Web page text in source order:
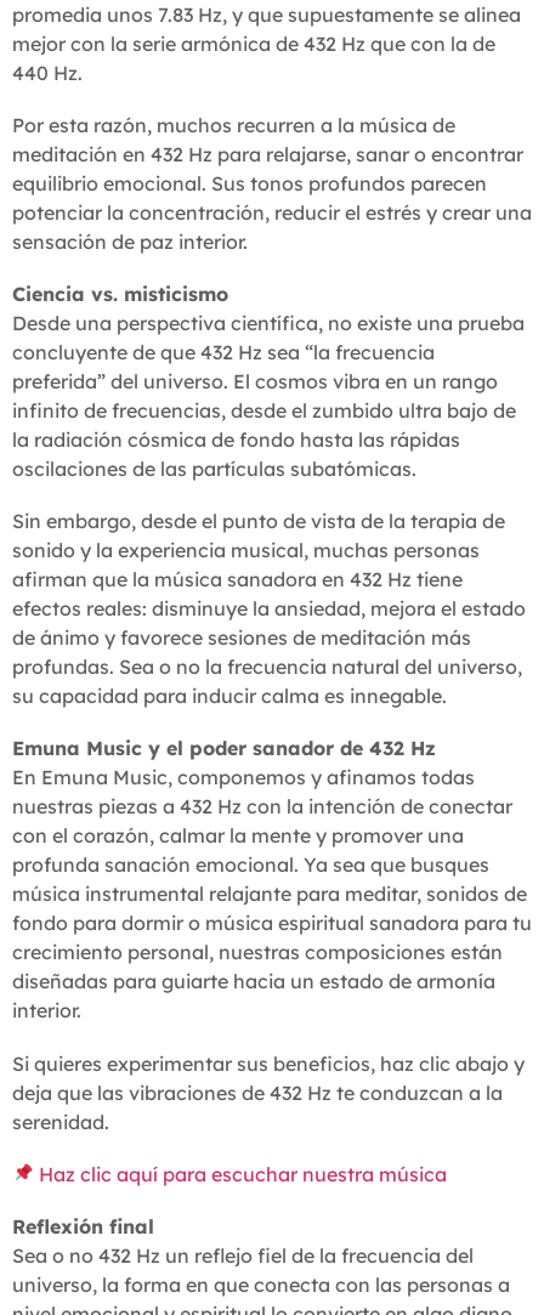
promedia unos 7.83 Hz, y que supuestamente se alinea
mejor con la serie armónica de 432 Hz que con la de
440 Hz.
Por esta razón, muchos recurren a la música de
meditación en 432 Hz para relajarse, sanar o encontrar
equilibrio emocional. Sus tonos profundos parecen
potenciar la concentración, reducir el estrés y crear una
sensación de paz interior.
Ciencia vs. misticismo
Desde una perspectiva científica, no existe una prueba
concluyente de que 432 Hz sea “la frecuencia
preferida” del universo. El cosmos vibra en un rango
infinito de frecuencias, desde el zumbido ultra bajo de
la radiación cósmica de fondo hasta las rápidas
oscilaciones de las partículas subatómicas.
Sin embargo, desde el punto de vista de la terapia de
sonido y la experiencia musical, muchas personas
afirman que la música sanadora en 432 Hz tiene
efectos reales: disminuye la ansiedad, mejora el estado
de ánimo y favorece sesiones de meditación más
profundas. Sea o no la frecuencia natural del universo,
su capacidad para inducir calma es innegable.
Emuna Music y el poder sanador de 432 Hz
En Emuna Music, componemos y afinamos todas
nuestras piezas a 432 Hz con la intención de conectar
con el corazón, calmar la mente y promover una
profunda sanación emocional. Ya sea que busques
música instrumental relajante para meditar, sonidos de
fondo para dormir o música espiritual sanadora para tu
crecimiento personal, nuestras composiciones están
diseñadas para guiarte hacia un estado de armonía
interior.
Si quieres experimentar sus beneficios, haz clic abajo y
deja que las vibraciones de 432 Hz te conduzcan a la
serenidad.
Haz clic aquí para escuchar nuestra música
Reflexión final
Sea o no 432 Hz un reflejo fiel de la frecuencia del
universo, la forma en que conecta con las personas a